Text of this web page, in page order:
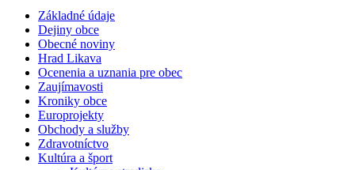
Základné údaje
Dejiny obce
Obecné noviny
Hrad Likava
Ocenenia a uznania pre obec
Zaujímavosti
Kroniky obce
Europrojekty
Obchody a služby
Zdravotníctvo
Kultúra a šport